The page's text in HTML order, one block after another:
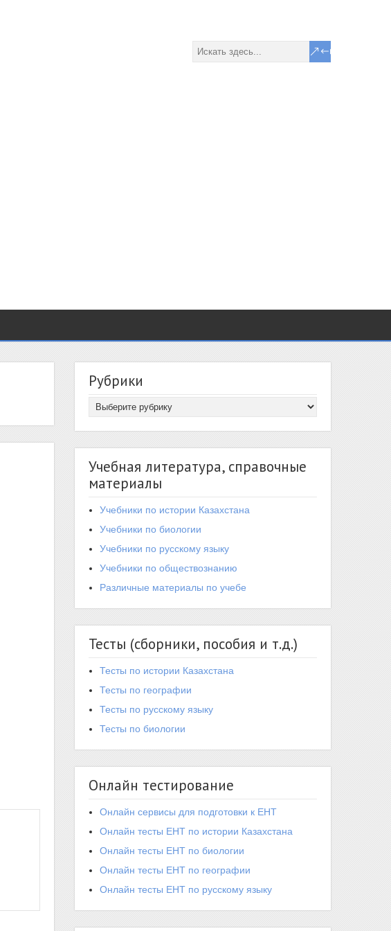
Рубрики
Учебная литература, справочные
материалы
Учебники по истории Казахстана
Учебники по биологии
Учебники по русскому языку
Учебники по обществознанию
Различные материалы по учебе
Тесты (сборники, пособия и т.д.)
Тесты по истории Казахстана
Тесты по географии
Тесты по русскому языку
Тесты по биологии
Онлайн тестирование
Онлайн сервисы для подготовки к ЕНТ
Онлайн тесты ЕНТ по истории Казахстана
Онлайн тесты ЕНТ по биологии
Онлайн тесты ЕНТ по географии
Онлайн тесты ЕНТ по русскому языку